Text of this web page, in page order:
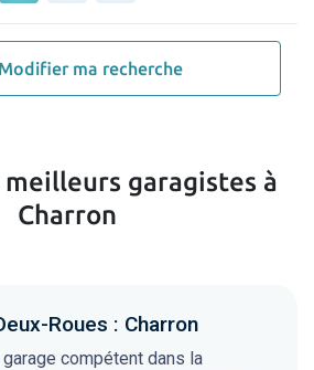
Modifier ma recherche
garagistes à
Charron
Roues : Charron
compétent dans la